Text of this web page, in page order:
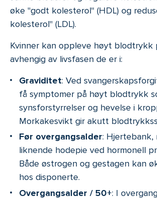
øke "godt kolesterol" (HDL) og
kolesterol" (LDL).
Kvinner kan oppleve høyt blodtrykk
avhengig av livsfasen de er i:
Graviditet: Ved
få symptomer på høyt blodtrykk
synsforstyrrelser og hevelse i
Morkakesvikt gir akutt
Før overgangsalder: Hjertebank,
liknende hodepie ved hormonell
Både østrogen og gestagen kan
hos disponerte.
Overgangsalder / 50+: I